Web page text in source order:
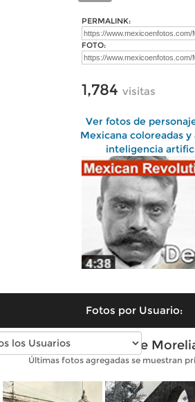
PERMALINK:
FOTO:
1,784 visitas
Ver fotos de
Mexicana coloreadas
inteligencia
Fotos por Usuario:
Fotos antiguas de
Últimas fotos agregadas se muestran